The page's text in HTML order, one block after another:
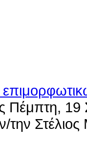
Πέμπτη,
την